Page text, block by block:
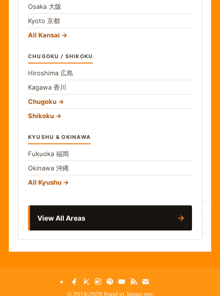
食
Osaka 大阪
Kyoto 京都
All Kansai
CHUGOKU / SHIKOKU
Hiroshima 広島
Kagawa 香川
Chugoku
Shikoku
KYUSHU & OKINAWA
Fukuoka 福岡
Okinawa 沖縄
All Kyushu
View All Areas →
© 2019-2026 Food in Japan.org